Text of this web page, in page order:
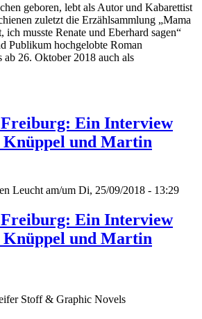
geboren, lebt als Autor und Kabarettist
zuletzt die Erzählsammlung „Mama
ich musste Renate und Eberhard sagen“
Publikum hochgelobte Roman
ab 26. Oktober 2018 auch als
Ein Interview
und Martin
Leucht am/um Di, 25/09/2018 - 13:29
Ein Interview
und Martin
Stoff & Graphic Novels